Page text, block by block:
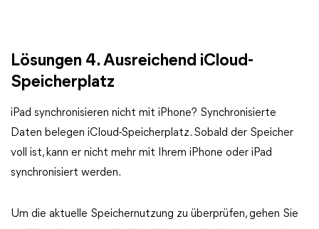
Lösungen 4. Ausreichend iCloud-
Speicherplatz
iPad synchronisieren nicht mit iPhone? Synchronisierte
Daten belegen iCloud-Speicherplatz. Sobald der Speicher
voll ist, kann er nicht mehr mit Ihrem iPhone oder iPad
synchronisiert werden.
Um die aktuelle Speichernutzung zu überprüfen, gehen Sie